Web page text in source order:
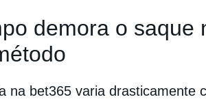
demora o saque
na bet365 varia drasticamente